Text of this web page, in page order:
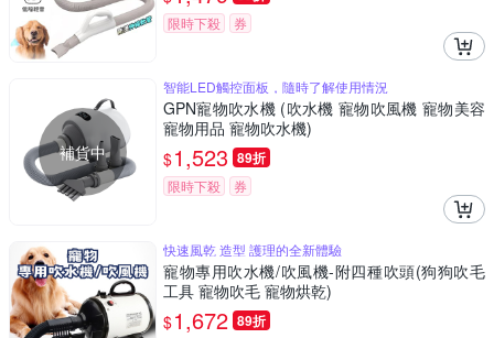
限時下殺 券
補貨中
智能LED觸控面板，隨時了解使用情況
GPN寵物吹水機 (吹水機 寵物吹風機 寵物美容
寵物用品 寵物吹水機)
$1,523 89折
限時下殺 券
快速風乾 造型 護理的全新體驗
寵物專用吹水機/吹風機-附四種吹頭(狗狗吹毛
工具 寵物吹毛 寵物烘乾)
$1,672 89折